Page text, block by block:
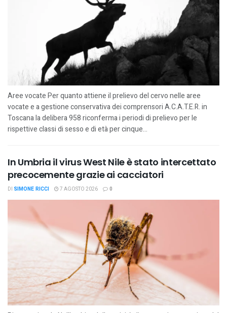
Aree vocate Per quanto attiene il prelievo del cervo nelle aree
vocate e a gestione conservativa dei comprensori A.C.A.T.E.R. in
Toscana la delibera 958 riconferma i periodi di prelievo per le
rispettive classi di sesso e di età per cinque...
In Umbria il virus West Nile è stato intercettato
precocemente grazie ai cacciatori
DI SIMONE RICCI 7 AGOSTO 2026 0